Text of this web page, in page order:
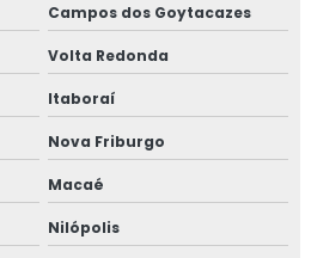
Campos dos Goytacazes
Volta Redonda
Itaboraí
Nova Friburgo
Macaé
Nilópolis